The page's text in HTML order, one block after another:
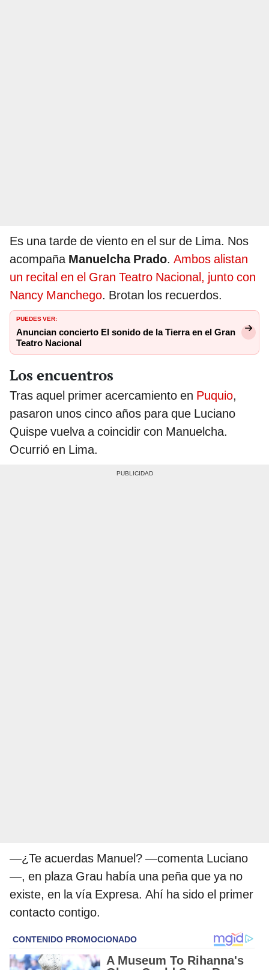
Es una tarde de viento en el sur de Lima. Nos
acompaña Manuelcha Prado. Ambos alistan
un recital en el Gran Teatro Nacional, junto con
Nancy Manchego. Brotan los recuerdos.
PUEDES VER:
Anuncian concierto El sonido de la Tierra en el Gran
Teatro Nacional
Los encuentros
Tras aquel primer acercamiento en Puquio,
pasaron unos cinco años para que Luciano
Quispe vuelva a coincidir con Manuelcha.
Ocurrió en Lima.
—¿Te acuerdas Manuel? —comenta Luciano
—, en plaza Grau había una peña que ya no
existe, en la vía Expresa. Ahí ha sido el primer
contacto contigo.